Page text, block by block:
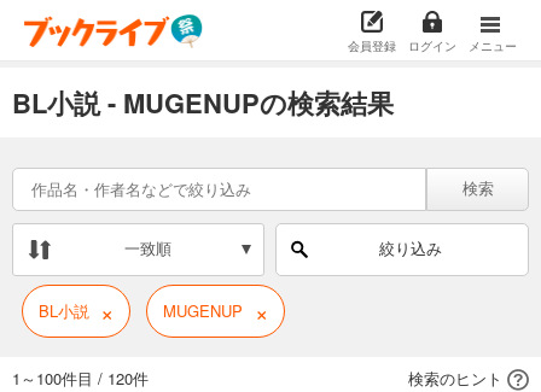
会員登録 ログイン メニュー
BL小説 - MUGENUPの検索結果
検索
一致順 絞り込み
BL小説 × MUGENUP ×
1～100件目 / 120件 検索のヒント